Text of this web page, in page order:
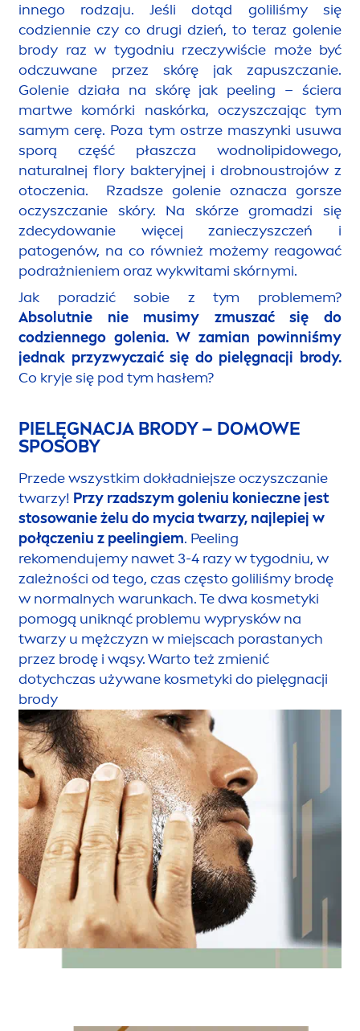
innego rodzaju. Jeśli dotąd goliliśmy się
codziennie czy co drugi dzień, to teraz golenie
brody raz w tygodniu rzeczywiście może być
odczuwane przez skórę jak zapuszczanie.
Golenie działa na skórę jak peeling – ściera
martwe komórki naskórka, oczyszczając tym
samym cerę. Poza tym ostrze maszynki usuwa
sporą część płaszcza wodnolipidowego,
naturalnej flory bakteryjnej i drobnoustrojów z
otoczenia. Rzadsze golenie oznacza gorsze
oczyszczanie skóry. Na skórze gromadzi się
zdecydowanie więcej zanieczyszczeń i
patogenów, na co również możemy reagować
podrażnieniem oraz wykwitami skórnymi.
Jak poradzić sobie z tym problemem?
Absolutnie nie musimy zmuszać się do
codziennego golenia. W zamian powinniśmy
jednak przyzwyczaić się do pielęgnacji brody.
Co kryje się pod tym hasłem?
PIELĘGNACJA BRODY – DOMOWE
SPOSOBY
Przede wszystkim dokładniejsze oczyszczanie
twarzy! Przy rzadszym goleniu konieczne jest
stosowanie żelu do mycia twarzy, najlepiej w
połączeniu z peelingiem. Peeling
rekomendujemy nawet 3-4 razy w tygodniu, w
zależności od tego, czas często goliliśmy brodę
w normalnych warunkach. Te dwa kosmetyki
pomogą uniknąć problemu wyprysków na
twarzy u mężczyzn w miejscach porastanych
przez brodę i wąsy. Warto też zmienić
dotychczas używane kosmetyki do pielęgnacji
brody